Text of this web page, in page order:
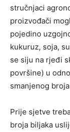
stručnjaci
proizvođači
pojedino
kukuruz, soja,
se siju na rjeđi
površine) u
smanjenog
Prije sjetve
broja biljaka